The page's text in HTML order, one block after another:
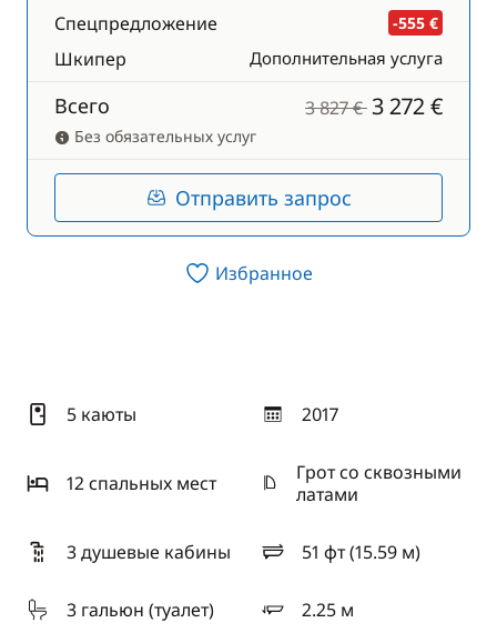
Спецпредложение -555 €
Шкипер Дополнительная услуга
Всего 3 827 € 3 272 €
Без обязательных услуг
Отправить запрос
Избранное
5 каюты 2017
год
12 спальныx мест
Грот со сквозными
латами
3 душевые кабины 51 фт (15.59 м)
длина
3 гальюн (туалет)
2.25 м
осадка